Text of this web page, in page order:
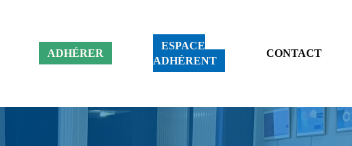
ADHÉRER
ESPACE
ADHÉRENT
CONTACT